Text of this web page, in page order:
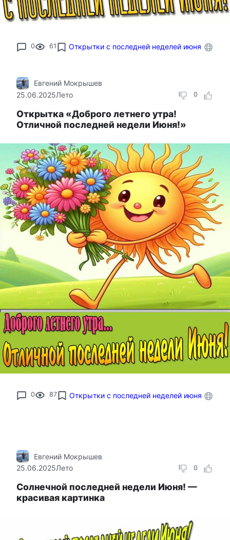
0 61 Открытки с последней неделей июня
0
Евгений Мокрышев
25.06.2025Лето
Открытка «Доброго летнего утра!
Отличной последней недели Июня!»
0 87 Открытки с последней неделей июня
0
Евгений Мокрышев
25.06.2025Лето
Солнечной последней недели Июня! —
красивая картинка